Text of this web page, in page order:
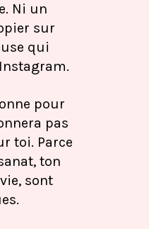
Ni un
sur
qui
pour
pas
toi. Parce
ton
sont